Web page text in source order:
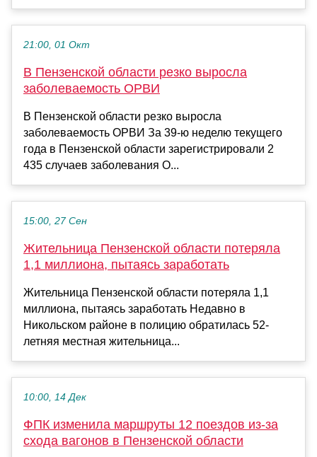
21:00, 01 Окт
В Пензенской области резко выросла
заболеваемость ОРВИ
В Пензенской области резко выросла
заболеваемость ОРВИ За 39-ю неделю текущего
года в Пензенской области зарегистрировали 2
435 случаев заболевания О...
15:00, 27 Сен
Жительница Пензенской области потеряла
1,1 миллиона, пытаясь заработать
Жительница Пензенской области потеряла 1,1
миллиона, пытаясь заработать Недавно в
Никольском районе в полицию обратилась 52-
летняя местная жительница...
10:00, 14 Дек
ФПК изменила маршруты 12 поездов из-за
схода вагонов в Пензенской области